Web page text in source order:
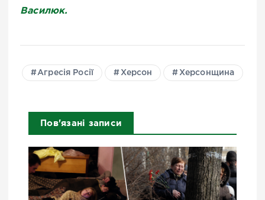
Василюк.
Агресія Росії Херсон Херсонщина
Пов'язані записи